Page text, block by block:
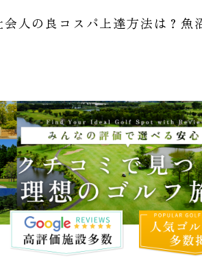
人の良コスパ上達方法は？魚